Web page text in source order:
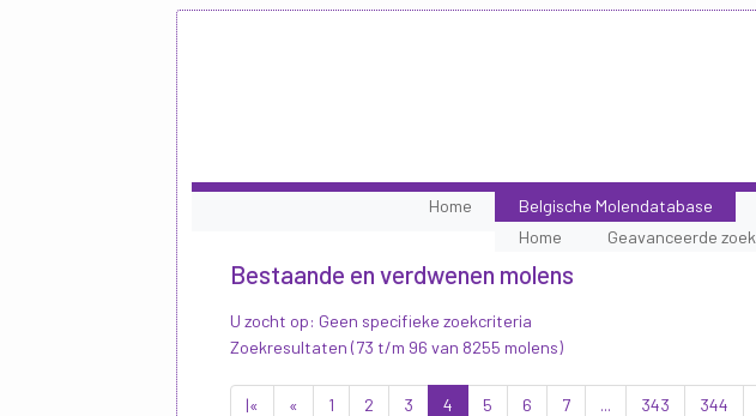
Home
Belgische Molendatabase
Home
Geavanceerde zoek
Bestaande en verdwenen molens
U zocht op: Geen specifieke zoekcriteria
Zoekresultaten (73 t/m 96 van 8255 molens)
|« « 1 2 3 4 5 6 7 ... 343 344